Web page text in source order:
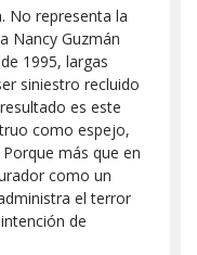
No representa la
Nancy Guzmán
1995, largas
siniestro recluido
es este
como espejo,
más que en
como un
el terror
de